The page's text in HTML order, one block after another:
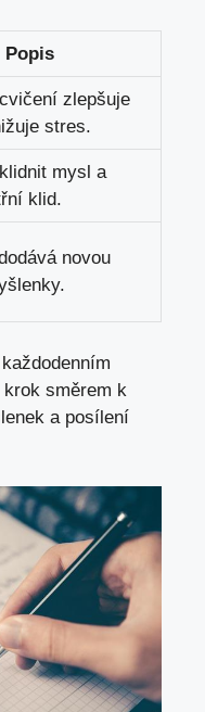
Popis
zlepšuje
stres.
mysl a
klid.
novou
směrem k
a posílení